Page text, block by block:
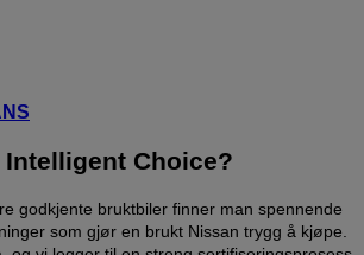
Intelligent Choice?
godkjente bruktbiler finner man spennende
som gjør en brukt Nissan trygg å kjøpe.